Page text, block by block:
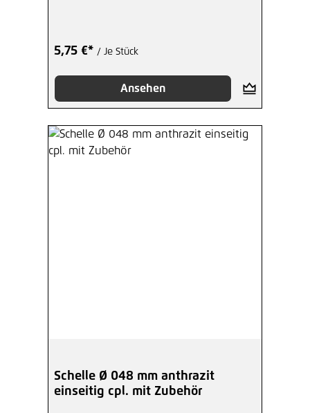
5,75 €* / Je Stück
Ansehen
Schelle Ø 048 mm anthrazit
einseitig cpl. mit Zubehör